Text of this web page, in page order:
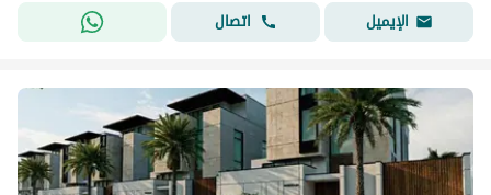
الإيميل
اتصال